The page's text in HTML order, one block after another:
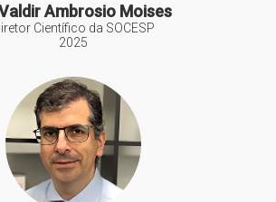
Ambrosio Moises
Científico da SOCESP
2025